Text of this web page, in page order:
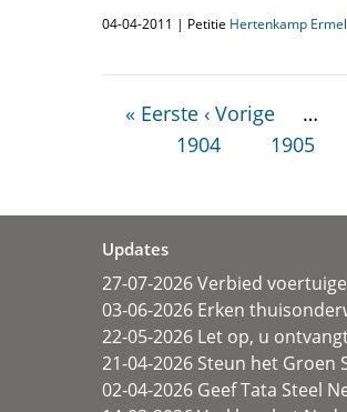
04-04-2011 | Petitie Hertenkamp
« Eerste ‹ Vorige …
1904
1905
Updates
27-07-2026 Verbied
03-06-2026 Erken
22-05-2026 Let op, u
21-04-2026 Steun het Groen
02-04-2026 Geef Tata Steel